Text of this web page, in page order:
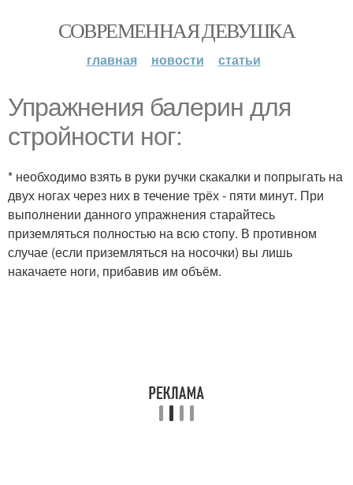
СОВРЕМЕННАЯ ДЕВУШКА
главная новости статьи
Упражнения балерин для
стройности ног:
* необходимо взять в руки ручки скакалки и попрыгать на
двух ногах через них в течение трёх - пяти минут. При
выполнении данного упражнения старайтесь
приземляться полностью на всю стопу. В противном
случае (если приземляться на носочки) вы лишь
накачаете ноги, прибавив им объём.